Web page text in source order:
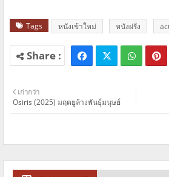
Tags หนังเข้าใหม่ หนังฝรั่ง
เก่ากว่า
Osiris (2025) มฤตยูล้างพันธุ์มนุษย์